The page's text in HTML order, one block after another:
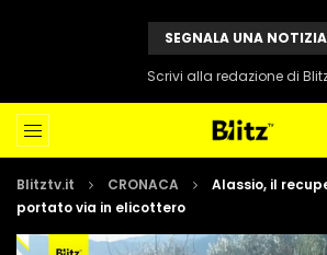
SEGNALA UNA NOTIZIA
Scrivi alla redazione di
Blitztv.it CRONACA
Alassio, il
portato via in elicottero